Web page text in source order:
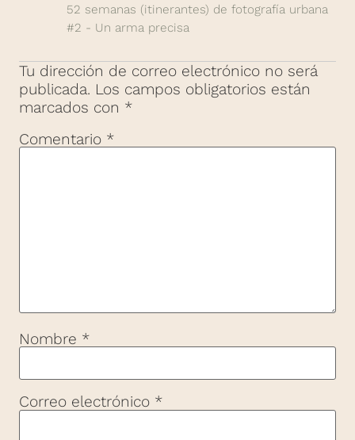
52 semanas (itinerantes) de fotografía urbana
#2 - Un arma precisa
Tu dirección de correo electrónico no será
publicada. Los campos obligatorios están
marcados con *
Comentario *
Nombre *
Correo electrónico *